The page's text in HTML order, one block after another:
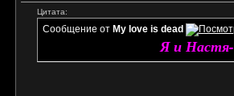
Цитата:
Сообщение от My love is dead
Я и Настя-